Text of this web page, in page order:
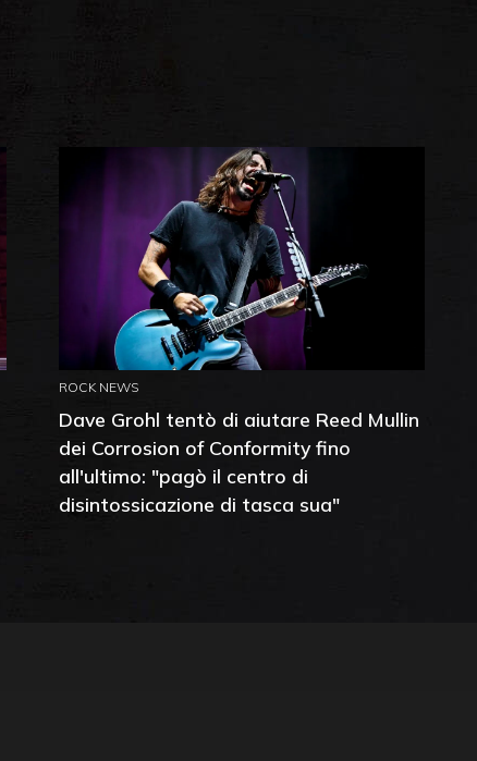
ROCK NEWS
Dave Grohl tentò di aiutare Reed Mullin
dei Corrosion of Conformity fino
all'ultimo: "pagò il centro di
disintossicazione di tasca sua"